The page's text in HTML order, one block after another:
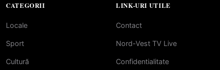
CATEGORII
Locale
Sport
Cultură
LINK-URI UTILE
Contact
Nord-Vest TV Live
Confidentialitate